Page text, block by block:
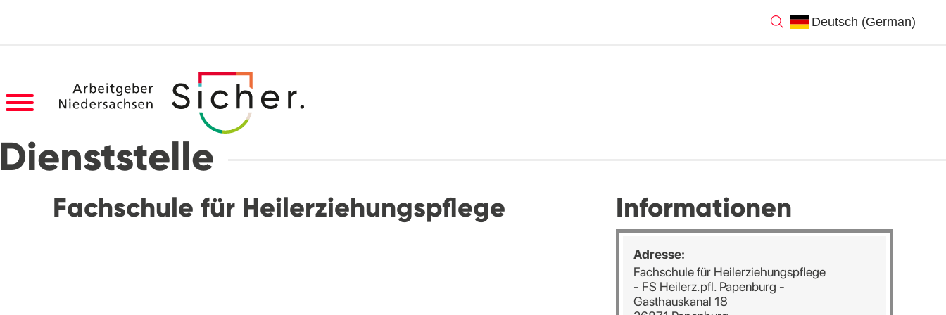
Fachschule für Heilerziehungspflege Informationen
Adresse:
Fachschule für Heilerziehungspflege
- FS Heilerz.pfl. Papenburg -
Gasthauskanal 18